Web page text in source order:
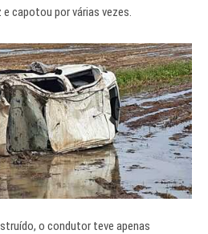
e capotou por várias vezes.
o condutor teve apenas